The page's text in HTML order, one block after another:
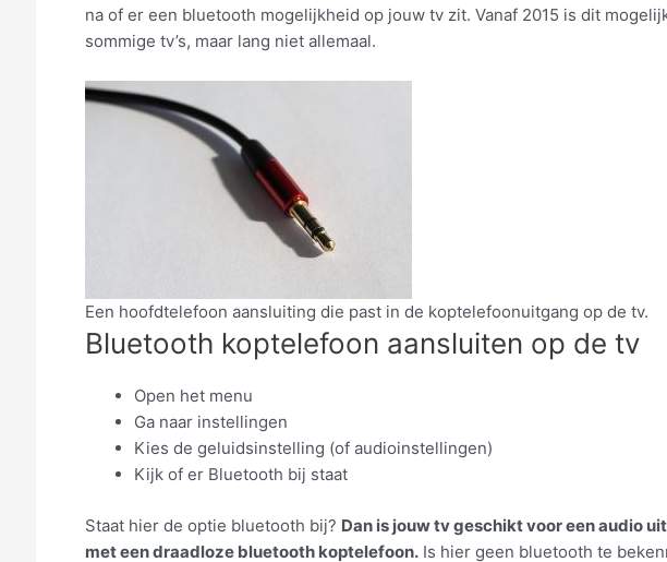
na of er een bluetooth mogelijkheid op jouw tv zit. Vanaf 2015 is dit
sommige tv’s, maar lang niet allemaal.
Een hoofdtelefoon aansluiting die past in de koptelefoonuitgang op de tv.
Bluetooth koptelefoon aansluiten op de tv
Open het menu
Ga naar instellingen
Kies de geluidsinstelling (of audioinstellingen)
Kijk of er Bluetooth bij staat
Staat hier de optie bluetooth bij? Dan is jouw tv geschikt voor een audio
met een draadloze bluetooth koptelefoon. Is hier geen bluetooth te